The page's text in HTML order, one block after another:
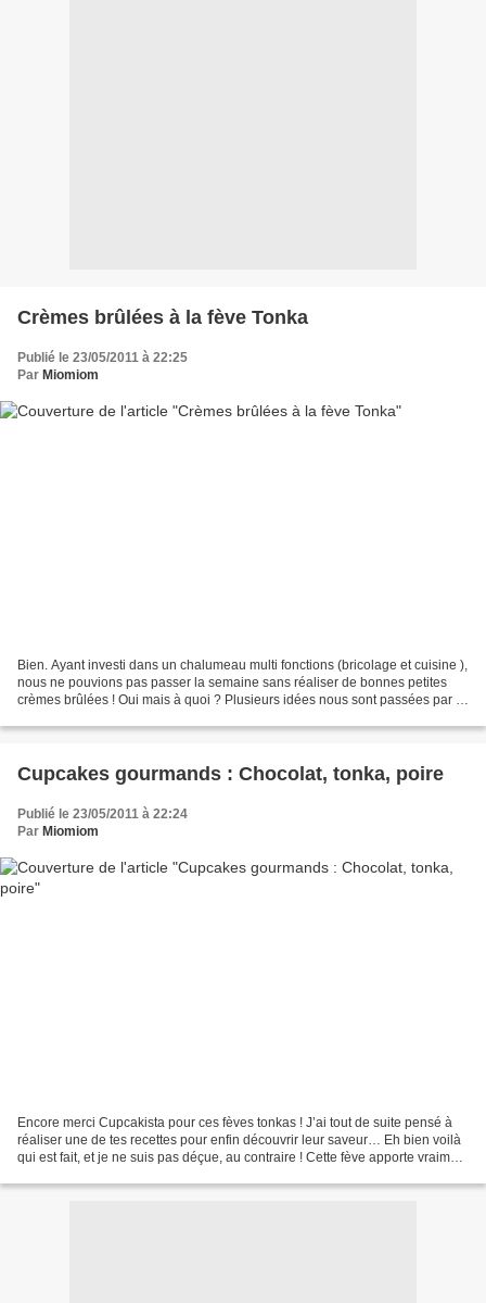
Crèmes brûlées à la fève Tonka
Publié le 23/05/2011 à 22:25
Par Miomiom
Bien. Ayant investi dans un chalumeau multi fonctions (bricolage et cuisine ),
nous ne pouvions pas passer la semaine sans réaliser de bonnes petites
crèmes brûlées ! Oui mais à quoi ? Plusieurs idées nous sont passées par la
Cupcakes gourmands : Chocolat, tonka, poire
Publié le 23/05/2011 à 22:24
Par Miomiom
Encore merci Cupcakista pour ces fèves tonkas ! J’ai tout de suite pensé à
réaliser une de tes recettes pour enfin découvrir leur saveur… Eh bien voilà
qui est fait, et je ne suis pas déçue, au contraire ! Cette fève apporte vraiment